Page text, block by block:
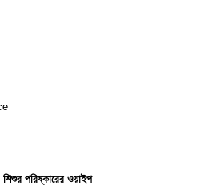
শিশুর পরিষ্কারের ওয়াইপ